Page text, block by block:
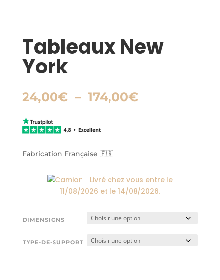
Tableaux New
York
24,00€ – 174,00€Plage
Fabrication Française 🇫🇷
Livré chez vous entre le
11/08/2026 et le 14/08/2026.
DIMENSIONS
TYPE-DE-SUPPORT